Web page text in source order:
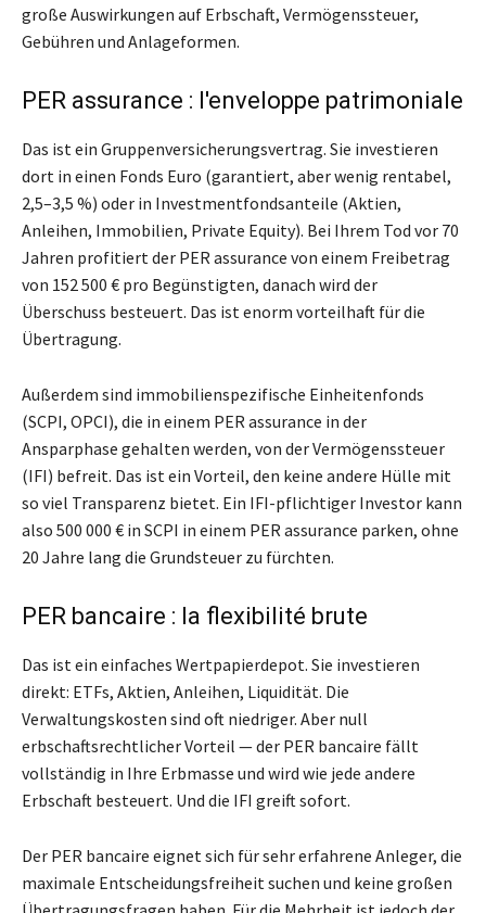
große Auswirkungen auf Erbschaft, Vermögenssteuer,
Gebühren und Anlageformen.
PER assurance : l'enveloppe patrimoniale
Das ist ein Gruppenversicherungsvertrag. Sie investieren
dort in einen Fonds Euro (garantiert, aber wenig rentabel,
2,5–3,5 %) oder in Investmentfondsanteile (Aktien,
Anleihen, Immobilien, Private Equity). Bei Ihrem Tod vor 70
Jahren profitiert der PER assurance von einem Freibetrag
von 152 500 € pro Begünstigten, danach wird der
Überschuss besteuert. Das ist enorm vorteilhaft für die
Übertragung.
Außerdem sind immobilienspezifische Einheitenfonds
(SCPI, OPCI), die in einem PER assurance in der
Ansparphase gehalten werden, von der Vermögenssteuer
(IFI) befreit. Das ist ein Vorteil, den keine andere Hülle mit
so viel Transparenz bietet. Ein IFI-pflichtiger Investor kann
also 500 000 € in SCPI in einem PER assurance parken, ohne
20 Jahre lang die Grundsteuer zu fürchten.
PER bancaire : la flexibilité brute
Das ist ein einfaches Wertpapierdepot. Sie investieren
direkt: ETFs, Aktien, Anleihen, Liquidität. Die
Verwaltungskosten sind oft niedriger. Aber null
erbschaftsrechtlicher Vorteil — der PER bancaire fällt
vollständig in Ihre Erbmasse und wird wie jede andere
Erbschaft besteuert. Und die IFI greift sofort.
Der PER bancaire eignet sich für sehr erfahrene Anleger, die
maximale Entscheidungsfreiheit suchen und keine großen